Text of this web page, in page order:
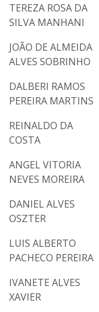
TEREZA ROSA DA
SILVA MANHANI
JOÃO DE ALMEIDA
ALVES SOBRINHO
DALBERI RAMOS
PEREIRA MARTINS
REINALDO DA
COSTA
ANGEL VITORIA
NEVES MOREIRA
DANIEL ALVES
OSZTER
LUIS ALBERTO
PACHECO PEREIRA
IVANETE ALVES
XAVIER